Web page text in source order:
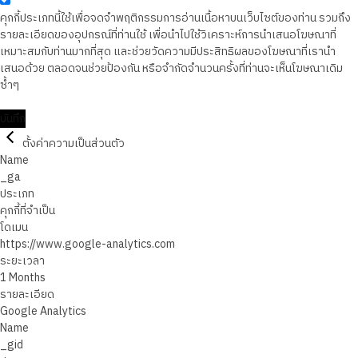
คุกกี้ประเภทนี้ใช้เพื่อจดจำพฤติกรรมการอ่านเนื้อหาบนเว็บไซต์ของท่าน รวมถึง
รายละเอียดของอุปกรณ์ที่ท่านใช้ เพื่อนำไปใช้วิเคราะห์การนำเสนอโฆษณาที่
เหมาะสมกับท่านมากที่สุด และช่วยวัดความมีประสิทธิผลของโฆษณาที่เรานำ
เสนอด้วย ตลอดจนช่วยป้องกัน หรือจำกัดจำนวนครั้งที่ท่านจะเห็นโฆษณาเดิม
ซ้ำๆ
ตั้งค่าความเป็นส่วนตัว
Name
_ga
ประเภท
คุกกี้ที่จำเป็น
โดเมน
https://www.google-analytics.com
ระยะเวลา
1 Months
รายละเอียด
Google Analytics
Name
_gid